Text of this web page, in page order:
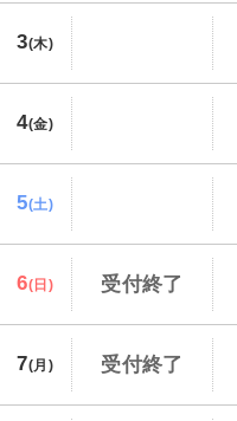
3(木)
4(金)
5(土)
6(日) 受付終了
7(月) 受付終了